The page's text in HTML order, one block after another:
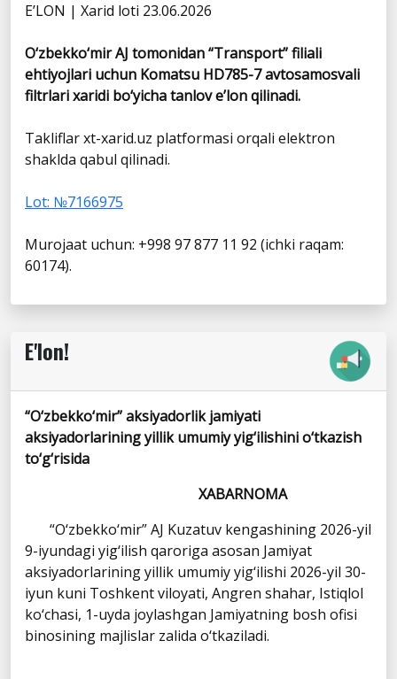
E’LON | Xarid loti 23.06.2026
O‘zbekko‘mir AJ tomonidan “Transport” filiali
ehtiyojlari uchun Komatsu HD785-7 avtosamosvali
filtrlari xaridi bo‘yicha tanlov e’lon qilinadi.
Takliflar xt-xarid.uz platformasi orqali elektron
shaklda qabul qilinadi.
Lot: №7166975
Murojaat uchun: +998 97 877 11 92 (ichki raqam:
60174).
E'lon!
“O‘zbekko‘mir” aksiyadorlik jamiyati
aksiyadorlarining yillik umumiy yig‘ilishini o‘tkazish
to‘g‘risida
XABARNOMA
“O‘zbekko‘mir” AJ Kuzatuv kengashining 2026-yil
9-iyundagi yig‘ilish qaroriga asosan Jamiyat
aksiyadorlarining yillik umumiy yig‘ilishi 2026-yil 30-
iyun kuni Toshkent viloyati, Angren shahar, Istiqlol
ko‘chasi, 1-uyda joylashgan Jamiyatning bosh ofisi
binosining majlislar zalida o‘tkaziladi.